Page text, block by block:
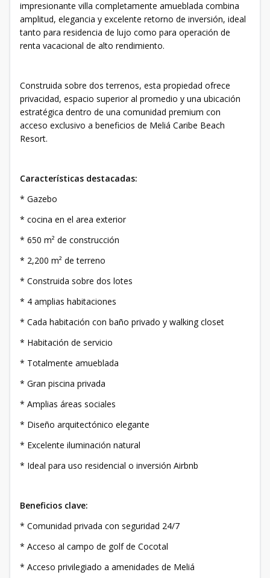
impresionante villa completamente amueblada combina
amplitud, elegancia y excelente retorno de inversión, ideal
tanto para residencia de lujo como para operación de
renta vacacional de alto rendimiento.
Construida sobre dos terrenos, esta propiedad ofrece
privacidad, espacio superior al promedio y una ubicación
estratégica dentro de una comunidad premium con
acceso exclusivo a beneficios de Meliá Caribe Beach
Resort.
Características destacadas:
* Gazebo
* cocina en el area exterior
* 650 m² de construcción
* 2,200 m² de terreno
* Construida sobre dos lotes
* 4 amplias habitaciones
* Cada habitación con baño privado y walking closet
* Habitación de servicio
* Totalmente amueblada
* Gran piscina privada
* Amplias áreas sociales
* Diseño arquitectónico elegante
* Excelente iluminación natural
* Ideal para uso residencial o inversión Airbnb
Beneficios clave:
* Comunidad privada con seguridad 24/7
* Acceso al campo de golf de Cocotal
* Acceso privilegiado a amenidades de Meliá